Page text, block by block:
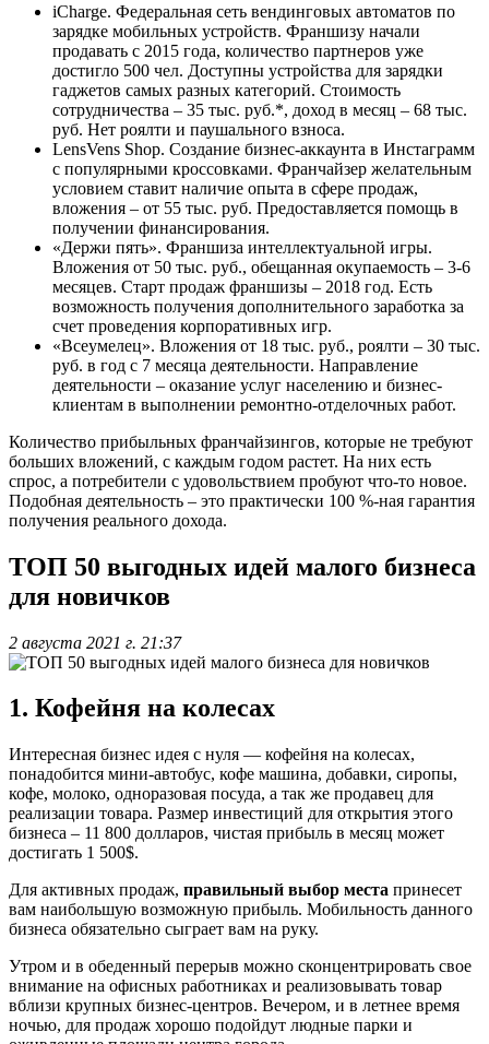
iCharge. Федеральная сеть вендинговых автоматов по
зарядке мобильных устройств. Франшизу начали
продавать с 2015 года, количество партнеров уже
достигло 500 чел. Доступны устройства для зарядки
гаджетов самых разных категорий. Стоимость
сотрудничества – 35 тыс. руб.*, доход в месяц – 68 тыс.
руб. Нет роялти и паушального взноса.
LensVens Shop. Создание бизнес-аккаунта в Инстаграмм
с популярными кроссовками. Франчайзер желательным
условием ставит наличие опыта в сфере продаж,
вложения – от 55 тыс. руб. Предоставляется помощь в
получении финансирования.
«Держи пять». Франшиза интеллектуальной игры.
Вложения от 50 тыс. руб., обещанная окупаемость – 3-6
месяцев. Старт продаж франшизы – 2018 год. Есть
возможность получения дополнительного заработка за
счет проведения корпоративных игр.
«Всеумелец». Вложения от 18 тыс. руб., роялти – 30 тыс.
руб. в год с 7 месяца деятельности. Направление
деятельности – оказание услуг населению и бизнес-
клиентам в выполнении ремонтно-отделочных работ.
Количество прибыльных франчайзингов, которые не требуют
больших вложений, с каждым годом растет. На них есть
спрос, а потребители с удовольствием пробуют что-то новое.
Подобная деятельность – это практически 100 %-ная гарантия
получения реального дохода.
ТОП 50 выгодных идей малого бизнеса
для новичков
2 августа 2021 г. 21:37
1. Кофейня на колесах
Интересная бизнес идея с нуля — кофейня на колесах,
понадобится мини-автобус, кофе машина, добавки, сиропы,
кофе, молоко, одноразовая посуда, а так же продавец для
реализации товара. Размер инвестиций для открытия этого
бизнеса – 11 800 долларов, чистая прибыль в месяц может
достигать 1 500$.
Для активных продаж, правильный выбор места принесет
вам наибольшую возможную прибыль. Мобильность данного
бизнеса обязательно сыграет вам на руку.
Утром и в обеденный перерыв можно сконцентрировать свое
внимание на офисных работниках и реализовывать товар
вблизи крупных бизнес-центров. Вечером, и в летнее время
ночью, для продаж хорошо подойдут людные парки и